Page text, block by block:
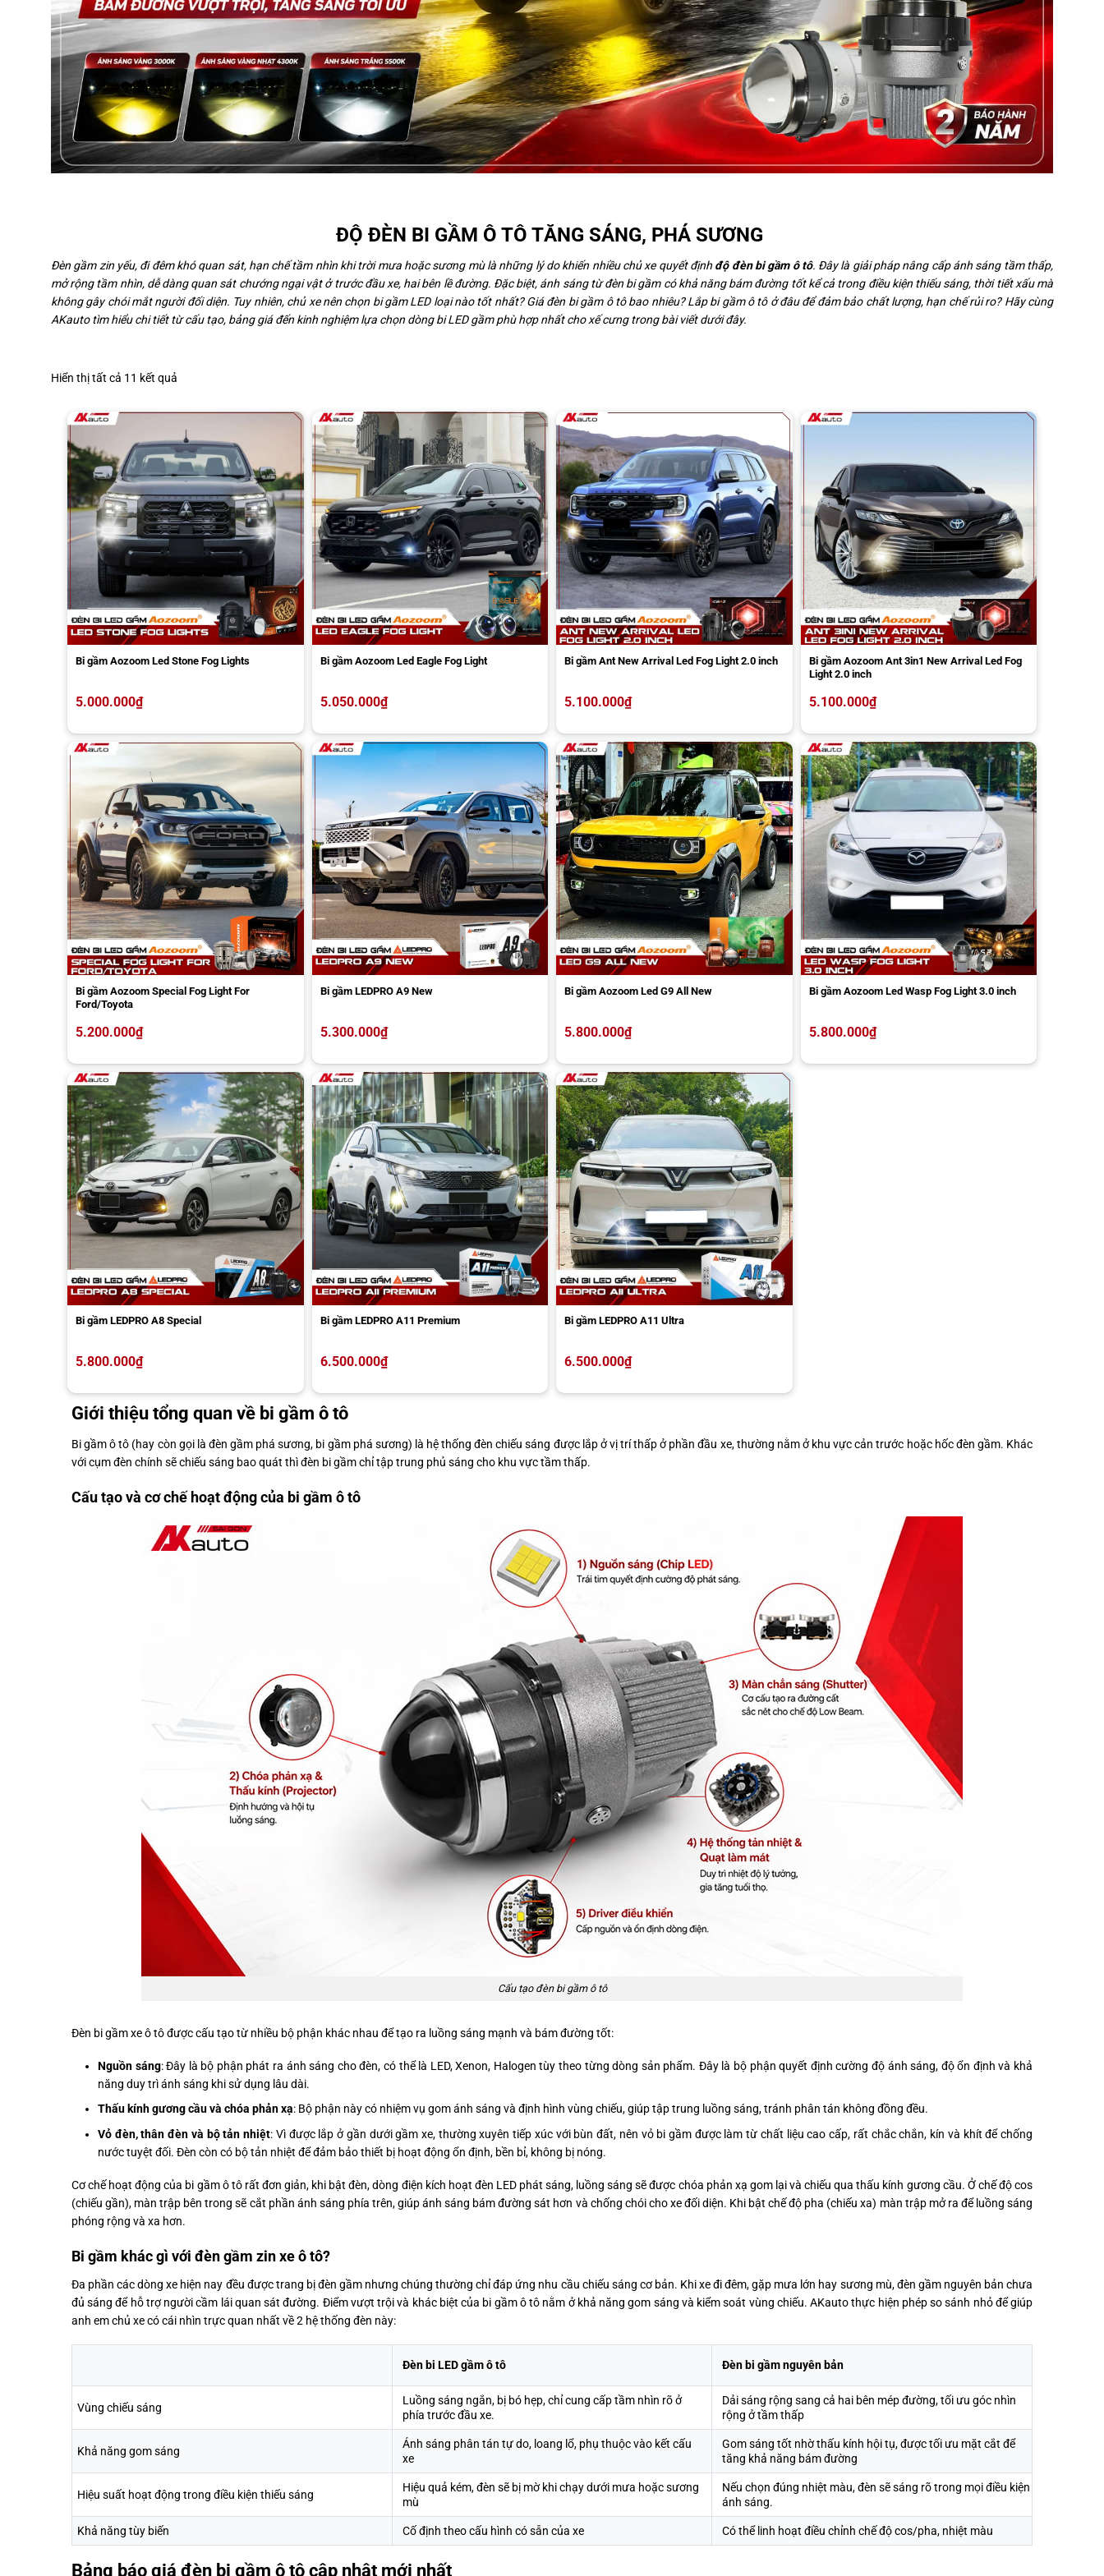
ĐỘ ĐÈN BI GẦM Ô TÔ TĂNG SÁNG, PHÁ SƯƠNG
Đèn gầm zin yếu, đi đêm khó quan sát, hạn chế tầm nhìn khi trời mưa hoặc sương mù là những lý do khiến nhiều chủ xe quyết định độ đèn bi gầm ô tô. Đây là giải pháp nâng cấp ánh sáng tầm thấp,
mở rộng tầm nhìn, dễ dàng quan sát chướng ngại vật ở trước đầu xe, hai bên lề đường. Đặc biệt, ánh sáng từ đèn bi gầm có khả năng bám đường tốt kể cả trong điều kiện thiếu sáng, thời tiết xấu mà
không gây chói mắt người đối diện. Tuy nhiên, chủ xe nên chọn bi gầm LED loại nào tốt nhất? Giá đèn bi gầm ô tô bao nhiêu? Lắp bi gầm ô tô ở đâu để đảm bảo chất lượng, hạn chế rủi ro? Hãy cùng
AKauto tìm hiểu chi tiết từ cấu tạo, bảng giá đến kinh nghiệm lựa chọn dòng bi LED gầm phù hợp nhất cho xế cưng trong bài viết dưới đây.
Hiển thị tất cả 11 kết quả
xếp
theo
giá:
thấp
đến
cao
Bi gầm Aozoom Led Stone Fog Lights
5.000.000₫
Bi gầm Aozoom Led Eagle Fog Light
5.050.000₫
Bi gầm Ant New Arrival Led Fog Light 2.0 inch
5.100.000₫
Bi gầm Aozoom Ant 3in1 New Arrival Led Fog
Light 2.0 inch
5.100.000₫
Bi gầm Aozoom Special Fog Light For
Ford/Toyota
5.200.000₫
Bi gầm LEDPRO A9 New
5.300.000₫
Bi gầm Aozoom Led G9 All New
5.800.000₫
Bi gầm Aozoom Led Wasp Fog Light 3.0 inch
5.800.000₫
Bi gầm LEDPRO A8 Special
5.800.000₫
Bi gầm LEDPRO A11 Premium
6.500.000₫
Bi gầm LEDPRO A11 Ultra
6.500.000₫
Giới thiệu tổng quan về bi gầm ô tô
Bi gầm ô tô (hay còn gọi là đèn gầm phá sương, bi gầm phá sương) là hệ thống đèn chiếu sáng được lắp ở vị trí thấp ở phần đầu xe, thường nằm ở khu vực cản trước hoặc hốc đèn gầm. Khác
với cụm đèn chính sẽ chiếu sáng bao quát thì đèn bi gầm chỉ tập trung phủ sáng cho khu vực tầm thấp.
Cấu tạo và cơ chế hoạt động của bi gầm ô tô
Cấu tạo đèn bi gầm ô tô
Đèn bi gầm xe ô tô được cấu tạo từ nhiều bộ phận khác nhau để tạo ra luồng sáng mạnh và bám đường tốt:
Nguồn sáng: Đây là bộ phận phát ra ánh sáng cho đèn, có thể là LED, Xenon, Halogen tùy theo từng dòng sản phẩm. Đây là bộ phận quyết định cường độ ánh sáng, độ ổn định và khả
năng duy trì ánh sáng khi sử dụng lâu dài.
Thấu kính gương cầu và chóa phản xạ: Bộ phận này có nhiệm vụ gom ánh sáng và định hình vùng chiếu, giúp tập trung luồng sáng, tránh phân tán không đồng đều.
Vỏ đèn, thân đèn và bộ tản nhiệt: Vì được lắp ở gần dưới gầm xe, thường xuyên tiếp xúc với bùn đất, nên vỏ bi gầm được làm từ chất liệu cao cấp, rất chắc chắn, kín và khít để chống
nước tuyệt đối. Đèn còn có bộ tản nhiệt để đảm bảo thiết bị hoạt động ổn định, bền bỉ, không bị nóng.
Cơ chế hoạt động của bi gầm ô tô rất đơn giản, khi bật đèn, dòng điện kích hoạt đèn LED phát sáng, luồng sáng sẽ được chóa phản xạ gom lại và chiếu qua thấu kính gương cầu. Ở chế độ cos
(chiếu gần), màn trập bên trong sẽ cắt phần ánh sáng phía trên, giúp ánh sáng bám đường sát hơn và chống chói cho xe đối diện. Khi bật chế độ pha (chiếu xa) màn trập mở ra để luồng sáng
phóng rộng và xa hơn.
Bi gầm khác gì với đèn gầm zin xe ô tô?
Đa phần các dòng xe hiện nay đều được trang bị đèn gầm nhưng chúng thường chỉ đáp ứng nhu cầu chiếu sáng cơ bản. Khi xe đi đêm, gặp mưa lớn hay sương mù, đèn gầm nguyên bản chưa
đủ sáng để hỗ trợ người cầm lái quan sát đường. Điểm vượt trội và khác biệt của bi gầm ô tô nằm ở khả năng gom sáng và kiểm soát vùng chiếu. AKauto thực hiện phép so sánh nhỏ để giúp
anh em chủ xe có cái nhìn trực quan nhất về 2 hệ thống đèn này:
Đèn bi LED gầm ô tô Đèn bi gầm nguyên bản
Vùng chiếu sáng
Luồng sáng ngắn, bị bó hẹp, chỉ cung cấp tầm nhìn rõ ở
phía trước đầu xe.
Dải sáng rộng sang cả hai bên mép đường, tối ưu góc nhìn
rộng ở tầm thấp
Khả năng gom sáng
Ánh sáng phân tán tự do, loang lổ, phụ thuộc vào kết cấu
xe
Gom sáng tốt nhờ thấu kính hội tụ, được tối ưu mặt cắt để
tăng khả năng bám đường
Hiệu suất hoạt động trong điều kiện thiếu sáng
Hiệu quả kém, đèn sẽ bị mờ khi chạy dưới mưa hoặc sương
mù
Nếu chọn đúng nhiệt màu, đèn sẽ sáng rõ trong mọi điều kiện
ánh sáng.
Khả năng tùy biến Cố định theo cấu hình có sẵn của xe Có thể linh hoạt điều chỉnh chế độ cos/pha, nhiệt màu
Bảng báo giá đèn bi gầm ô tô cập nhật mới nhất